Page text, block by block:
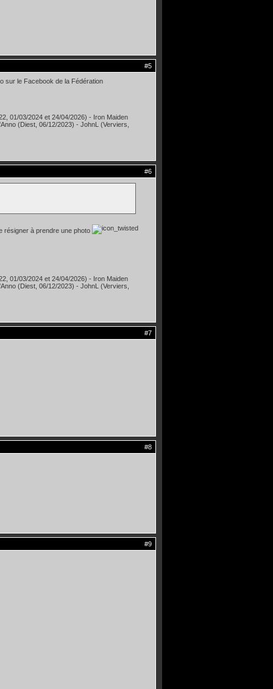
#5
sur le Facebook de la Fédération
01/03/2024 et 24/04/2026) - Iron Maiden
(Diest, 06/12/2023) - JohnL (Verviers,
#6
résigner à prendre une photo
01/03/2024 et 24/04/2026) - Iron Maiden
(Diest, 06/12/2023) - JohnL (Verviers,
#7
#8
#9